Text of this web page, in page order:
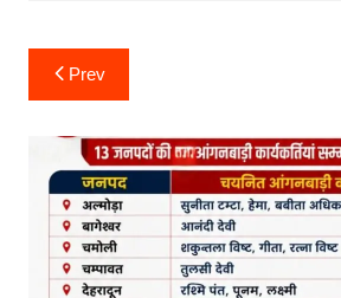
Post
navigation
Prev